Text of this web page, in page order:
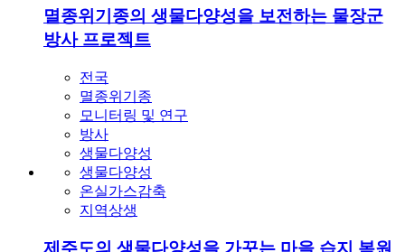
모니터링 및 연구
방사
생물다양성
온실가스감축
지역상생
제주도의 생물다양성을 가꾸는 마을 습지 복원
및 보전 프로젝트
제주도
생물다양성
습지